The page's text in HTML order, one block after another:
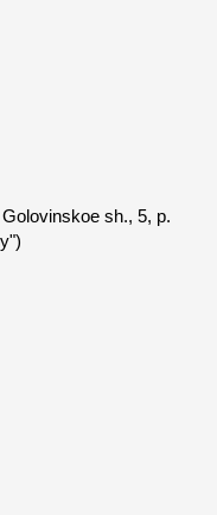
sh., 5, p.